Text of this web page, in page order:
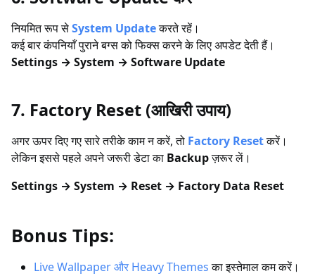
नियमित रूप सेSystem Updateकरते रहें।
कई बार कंपनियाँ पुराने बग्स को फिक्स करने के लिए अपडेट देती हैं।
Settings → System → Software Update
7. Factory Reset (आखिरी उपाय)
अगर ऊपर दिए गए सारे तरीके काम न करें, तो Factory Resetकरें।
लेकिन इससे पहले अपने जरूरी डेटा का Backupज़रूर लें।
Settings → System → Reset → Factory Data Reset
Bonus Tips:
Live Wallpaper और Heavy Themesका इस्तेमाल कम करें।